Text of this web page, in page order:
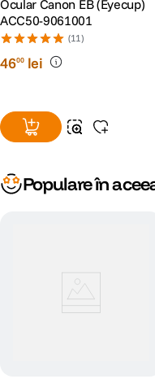
Ocular Canon EB (Eyecup)
ACC50-9061001
(11)
4600 lei
Populare în